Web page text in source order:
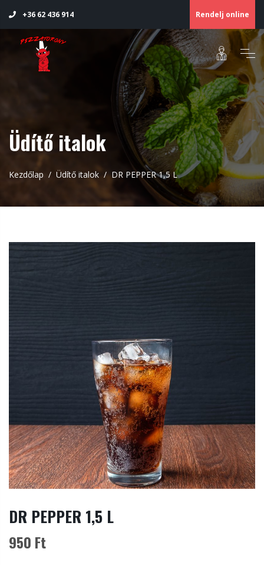
+36 62 436 914 Rendelj online
Üdítő italok
Kezdőlap Üdítő italok DR PEPPER 1,5 L
DR PEPPER 1,5 L
950 Ft